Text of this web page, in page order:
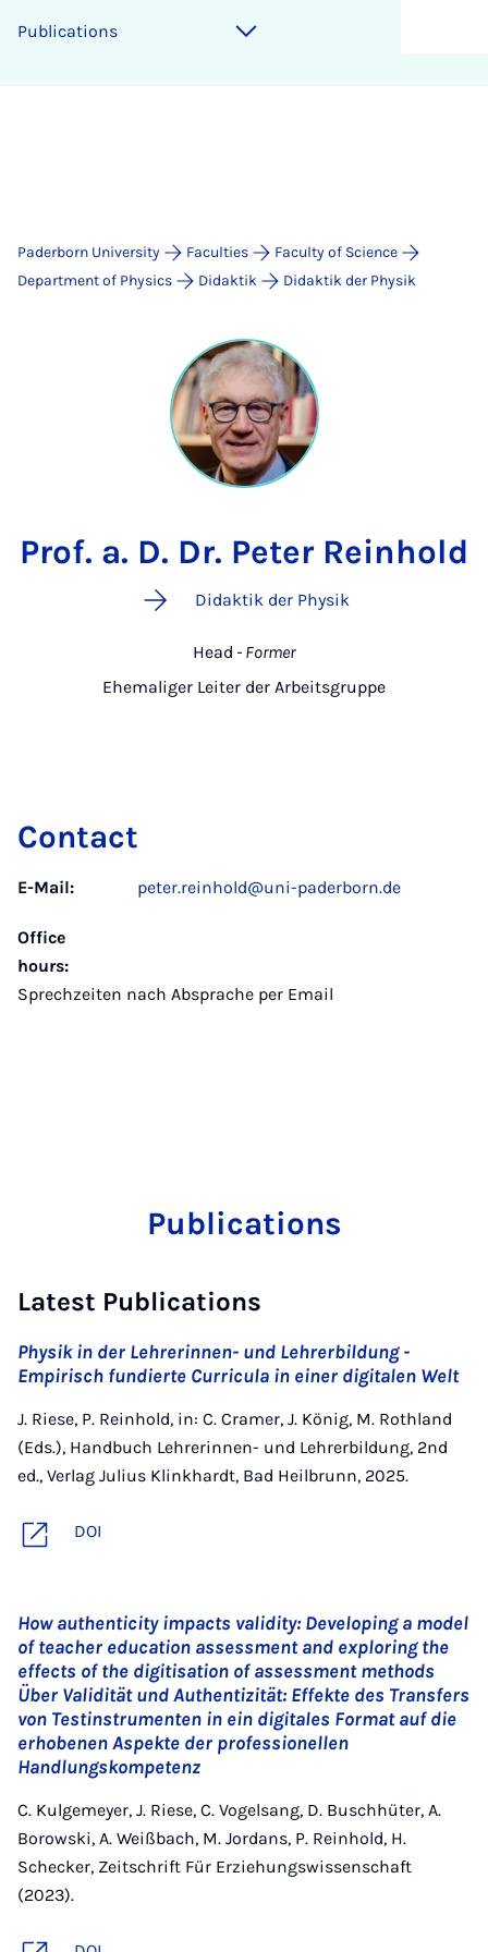
Publications
Paderborn University Faculties
Faculty of Science
Department of Physics
Didaktik Didaktik der Physik
Prof. a. D. Dr. Peter Reinhold
Didaktik der Physik
Head - Former
Ehemaliger Leiter der Arbeitsgruppe
Contact
E-Mail: peter.reinhold@uni-paderborn.de
Office
hours:
Sprechzeiten nach Absprache per Email
Publications
Latest Publications
Physik in der Lehrerinnen- und Lehrerbildung -
Empirisch fundierte Curricula in einer digitalen Welt
J. Riese, P. Reinhold, in: C. Cramer, J. König, M. Rothland
(Eds.), Handbuch Lehrerinnen- und Lehrerbildung, 2nd
ed., Verlag Julius Klinkhardt, Bad Heilbrunn, 2025.
DOI
How authenticity impacts validity: Developing a model
of teacher education assessment and exploring the
effects of the digitisation of assessment methods
Über Validität und Authentizität: Effekte des Transfers
von Testinstrumenten in ein digitales Format auf die
erhobenen Aspekte der professionellen
Handlungskompetenz
C. Kulgemeyer, J. Riese, C. Vogelsang, D. Buschhüter, A.
Borowski, A. Weißbach, M. Jordans, P. Reinhold, H.
Schecker, Zeitschrift Für Erziehungswissenschaft
(2023).